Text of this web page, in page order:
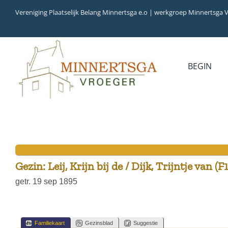
inhoud
Vereniging Plaatselijk Belang Minnertsga e.o | werkgroep Minnertsga
BEGIN
VIDEO (FILM)
AANWINSTEN
INWONERS 65+ IN 1979
Gezin: Leij, Krijn bij de / Dijk, Trijntje van
getr. 19 sep 1895
Familiekaart Gezinsblad Suggestie